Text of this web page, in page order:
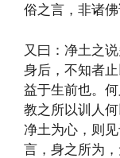
俗之言，非诸佛
又曰：净土之
身后，不知者
益于生前也。
教之所以训人
净土为心，则
言，身之所为